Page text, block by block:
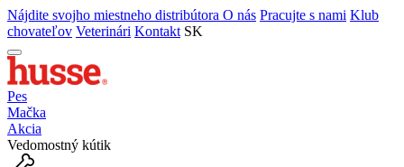
Nájdite svojho miestneho distribútora O nás Pracujte s nami Klub
chovateľov Veterinári Kontakt SK
Pes
Mačka
Akcia
Vedomostný kútik